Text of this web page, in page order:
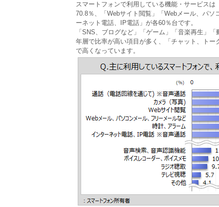
スマートフォンで利用している機能・サービス
70.8％、「Webサイト閲覧」「Webメール、パ
ーネット電話、IP電話」が各60％台です。
「SNS、ブログなど」「ゲーム」「音楽再生」
年層で比率が高い項目が多く、「チャット、ト
で高くなっています。